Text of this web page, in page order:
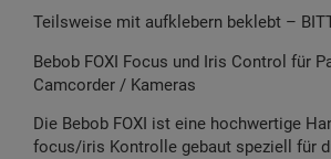
Teilsweise mit aufklebern beklebt –
Bebob FOXI Focus und Iris Control für
Camcorder / Kameras
Die Bebob FOXI ist eine hochwertige
focus/iris Kontrolle gebaut speziell für